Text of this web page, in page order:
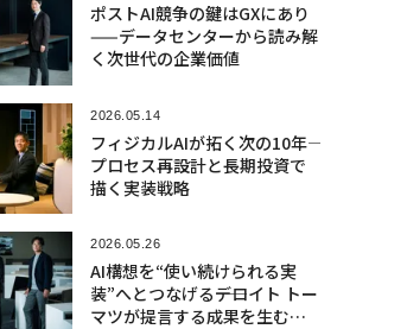
ポストAI競争の鍵はGXにあり
——データセンターから読み解
く次世代の企業価値
2026.05.14
フィジカルAIが拓く次の10年――
プロセス再設計と長期投資で
描く実装戦略
2026.05.26
AI構想を“使い続けられる実
装”へとつなげる――デロイト トー
マツが提言する成果を生む「C